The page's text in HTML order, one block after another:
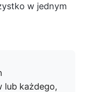
w jednym
lub każdego,